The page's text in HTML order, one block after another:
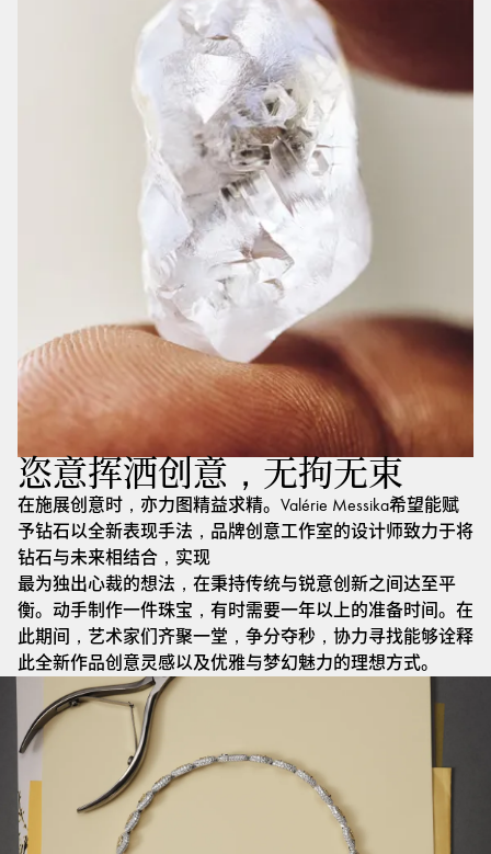
恣意挥洒创意，无拘无束
在施展创意时，亦力图精益求精。Valérie Messika希望能赋
予钻石以全新表现手法，品牌创意工作室的设计师致力于将
钻石与未来相结合，实现
最为独出心裁的想法，在秉持传统与锐意创新之间达至平
衡。动手制作一件珠宝，有时需要一年以上的准备时间。在
此期间，艺术家们齐聚一堂，争分夺秒，协力寻找能够诠释
此全新作品创意灵感以及优雅与梦幻魅力的理想方式。